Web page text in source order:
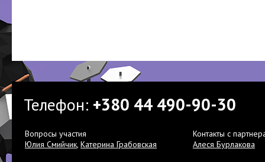
Телефон: +380 44 490-90-30
Вопросы участия
Юлия Смийчик, Катерина Грабовская
Контакты с
Алеся Бурлакова